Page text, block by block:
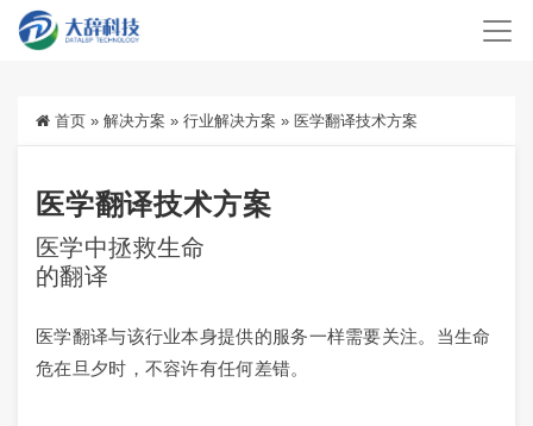
首页 » 解决方案 » 行业解决方案 » 医学翻译技术方案
医学翻译技术方案
医学中拯救生命
的翻译
医学翻译与该行业本身提供的服务一样需要关注。当生命
危在旦夕时，不容许有任何差错。